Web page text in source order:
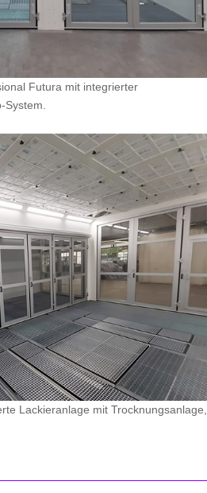
Futura mit integrierter
Lackieranlage mit Trocknungsanlage,